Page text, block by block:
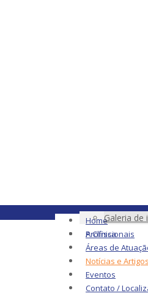
Home
A Clínica
Galeria de
Profissionais
Áreas de
Notícias e
Eventos
Contato /